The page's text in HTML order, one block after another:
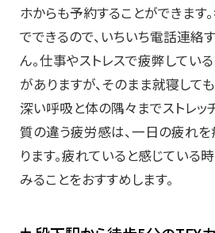
ホからも予約することができます
でできるので、いちいち電話連絡
ん。仕事やストレスで疲弊してい
がありますが、そのまま就寝して
深い呼吸と体の隅々までストレッ
質の違う疲労感は、一日の疲れを
ります。疲れていると感じている
みることをおすすめします。